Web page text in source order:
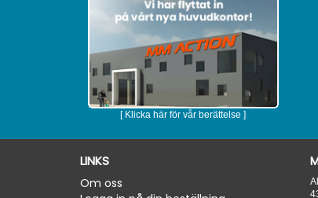
[ Klicka här för vår berättelse ]
LINKS
Om oss